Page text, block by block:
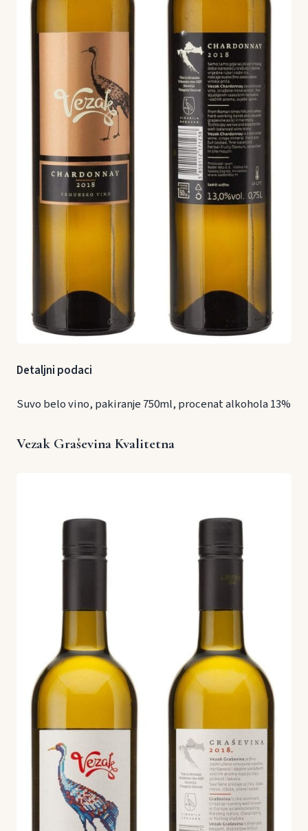
Detaljni podaci
Suvo belo vino, pakiranje 750ml, procenat alkohola 13%
Vezak Graševina Kvalitetna